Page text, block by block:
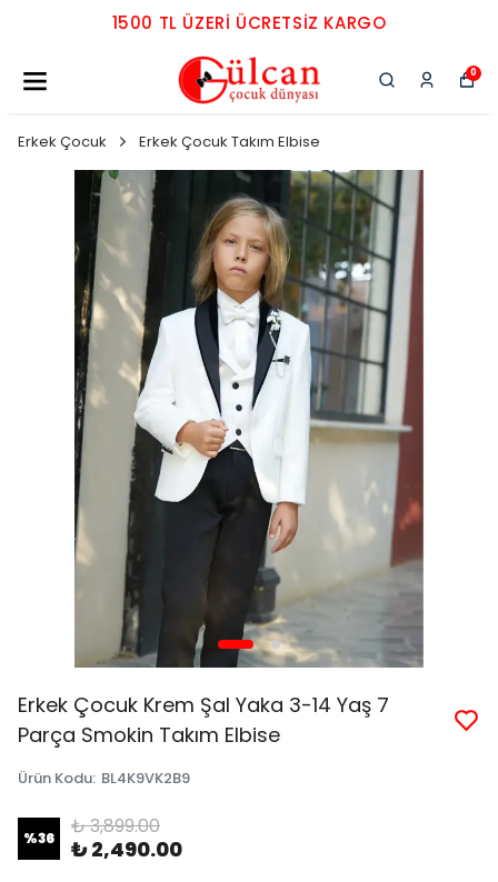
1500 TL ÜZERI ÜCRETSIZ KARGO
0
Erkek Çocuk Erkek Çocuk Takım Elbise
Erkek Çocuk Krem Şal Yaka 3-14 Yaş 7
Parça Smokin Takım Elbise
Ürün Kodu: BL4K9VK2B9
%36 ₺ 3,899.00
₺ 2,490.00